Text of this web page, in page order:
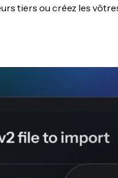
tiers ou créez les